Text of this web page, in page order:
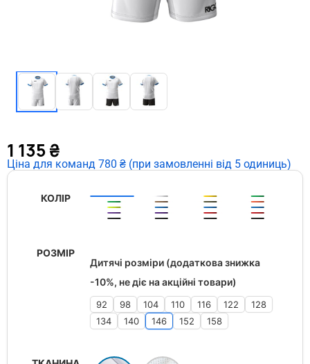
1 135₴
Ціна для команд 780 ₴ (при замовленні від 5 одиниць)
КОЛІР
РОЗМІР
Дитячі розміри (додаткова знижка
-10%, не діє на акційні товари)
92 98 104 110 116 122
128
134
140 146 152 158